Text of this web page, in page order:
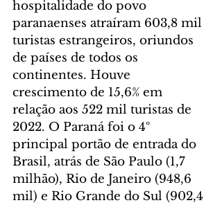
hospitalidade do povo
paranaenses atraíram 603,8 mil
turistas estrangeiros, oriundos
de países de todos os
continentes. Houve
crescimento de 15,6% em
relação aos 522 mil turistas de
2022. O Paraná foi o 4º
principal portão de entrada do
Brasil, atrás de São Paulo (1,7
milhão), Rio de Janeiro (948,6
mil) e Rio Grande do Sul (902,4